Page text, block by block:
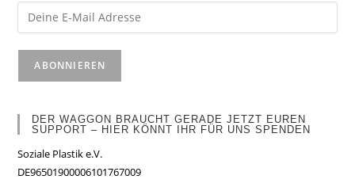
DER WAGGON BRAUCHT GERADE JETZT EUREN
SUPPORT – HIER KÖNNT IHR FÜR UNS SPENDEN
Soziale Plastik e.V.
DE96501900006101767009